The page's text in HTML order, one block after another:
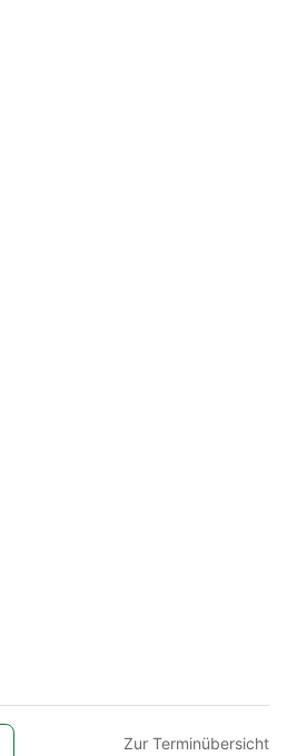
Zur Terminübersicht